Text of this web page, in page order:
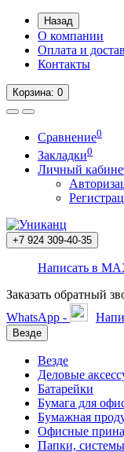
Назад
О компании
Оплата и
Контакты
Корзина: 0
Сравнение0
Закладки0
Личный
+7 924 309-40-35
Написать в
Заказать обратный
WhatsApp -
Везде
Везде
Деловые
Батарейки
Бумага для
Бумажная
Офисные
Папки,